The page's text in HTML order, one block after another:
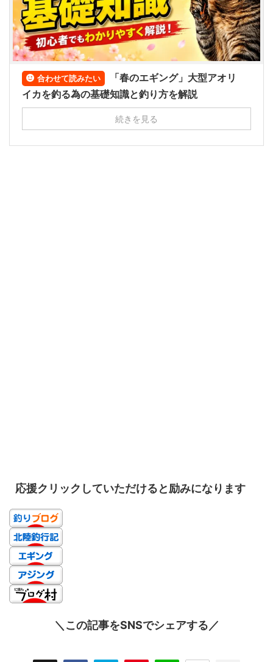
合わせて読みたい
「春のエギング」大型アオリ
イカを釣る為の基礎知識と釣り方を解説
続きを見る
応援クリックしていただけると励みになります
＼この記事をSNSでシェアする／